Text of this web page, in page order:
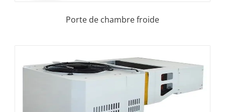
Porte de chambre froide